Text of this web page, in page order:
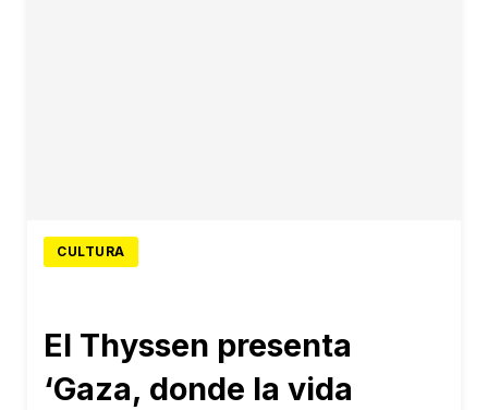
CULTURA
El Thyssen presenta
‘Gaza, donde la vida